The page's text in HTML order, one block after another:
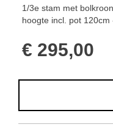
1/3e stam met
hoogte incl. pot
€ 295,00